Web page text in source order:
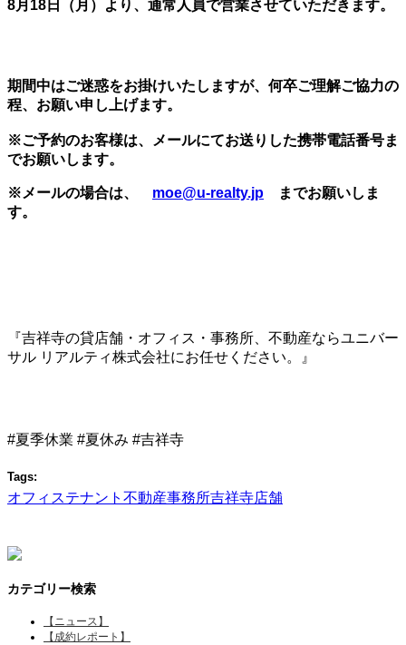
8月18日（月）より、通常人員で営業させていただきます。
期間中はご迷惑をお掛けいたしますが、何卒ご理解ご協力の
程、お願い申し上げます。
※ご予約のお客様は、メールにてお送りした携帯電話番号ま
でお願いします。
※メールの場合は、 moe@u-realty.jp までお願いしま
す。
『吉祥寺の貸店舗・オフィス・事務所、不動産ならユニバー
サル リアルティ株式会社にお任せください。』
#夏季休業 #夏休み #吉祥寺
Tags:
オフィステナント 不動産事務所吉祥寺店舗
カテゴリー検索
【ニュース】
【成約レポート】